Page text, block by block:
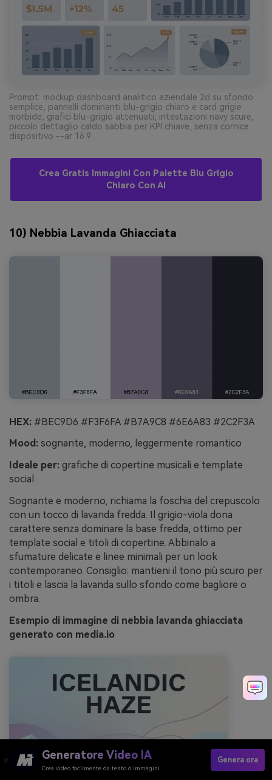
Prompt: mockup dashboard analitico aziendale 2d su sfondo
semplice, pannelli dominanti blu-grigio chiaro e card grigie
morbide, grafici blu-grigio attenuati, intestazioni navy scure,
piccolo dettaglio caldo sabbia per KPI chiave, senza cornice
dispositivo --ar 16:9
Crea Gratis Immagini Con Palette Blu Grigio
Chiaro Con AI
10) Nebbia Lavanda Ghiacciata
HEX: #BEC9D6 #F3F6FA #B7A9C8 #6E6A83 #2C2F3A
Mood: sognante, moderno, leggermente romantico
Ideale per: grafiche di copertine musicali e template
social
Sognante e moderno, richiama la foschia del crepuscolo
con un tocco di lavanda fredda. Il grigio-viola dona
carattere senza dominare la base fredda, ottimo per
template social e titoli di copertine. Abbinalo a
sfumature delicate e linee minimali per un look
contemporaneo. Consiglio: mantieni il tono più scuro per
i titoli e lascia la lavanda sullo sfondo come bagliore o
ombra.
Esempio di immagine di nebbia lavanda ghiacciata
generato con media.io
Generatore Video IA
Crea video facilmente da testo o immagini
Genera ora